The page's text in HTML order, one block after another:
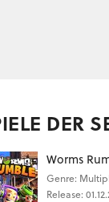
DER
Worms
Genre:
Release: